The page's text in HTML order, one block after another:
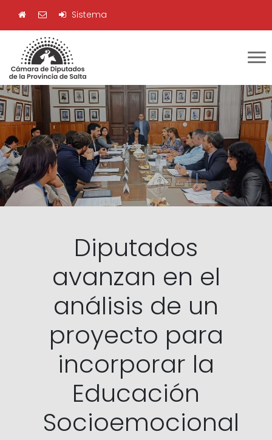
Sistema
Diputados
avanzan en el
análisis de un
proyecto para
incorporar la
Educación
Socioemocional